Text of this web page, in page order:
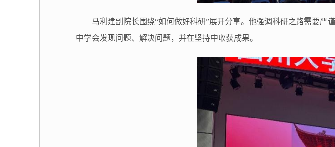
马利建副院长围绕“如何做好科研”展开分享。他强调科研之路需要
中学会发现问题、解决问题，并在坚持中收获成果。